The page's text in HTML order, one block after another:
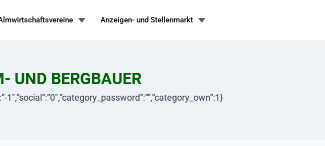
Anzeigen- und Stellenmarkt
UND BERGBAUER